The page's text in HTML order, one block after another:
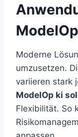
ModelOp
Moderne
umzusetzen.
variieren stark
ModelOp ki
Flexibilität. So